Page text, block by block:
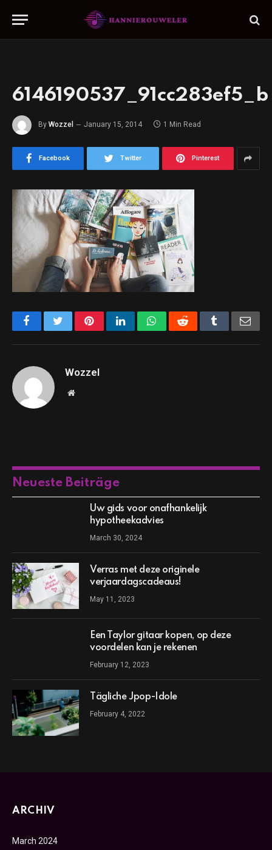
6146190537_91cc283ef5_b
By Wozzel January 15, 2014 1 Min Read
Facebook Twitter Pinterest
FacebookTwitterPinterestLinkedInWhatsAppReddit Tumblr
Wozzel
Website
Neueste Beiträge
Uw gids voor onafhankelijk
hypotheekadvies
March 30, 2024
Verras met deze originele
verjaardagscadeaus!
May 11, 2023
Een Taylor gitaar kopen, op deze
voordelen kan je rekenen
February 12, 2023
Tägliche Jpop-Idole
February 4, 2022
ARCHIV
March 2024